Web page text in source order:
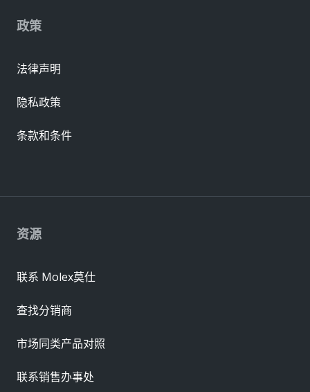
资源
联系 Molex莫仕
查找分销商
市场同类产品对照
联系销售办事处
政策
法律声明
隐私政策
条款和条件